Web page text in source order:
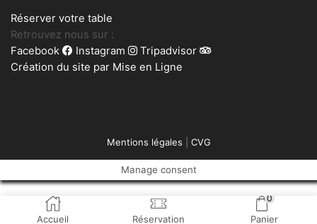
Réserver votre table
Retrouvez nous sur :
Facebook
Instagram
Tripadvisor
Création du site par Mise en Ligne
Mentions légales CVG
Accueil Réservation
0
Panier
Manage consent